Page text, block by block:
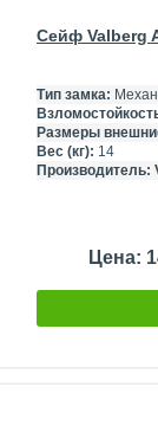
Сейф Valberg
Тип замка:
Размеры
Вес (кг): 14
Производитель:
Цена: